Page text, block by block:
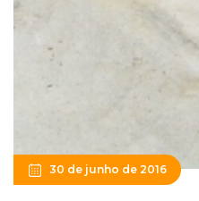
30 de junho de 2016